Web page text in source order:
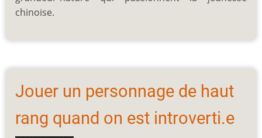
chinoise.
Jouer un personnage de haut
rang quand on est introverti.e